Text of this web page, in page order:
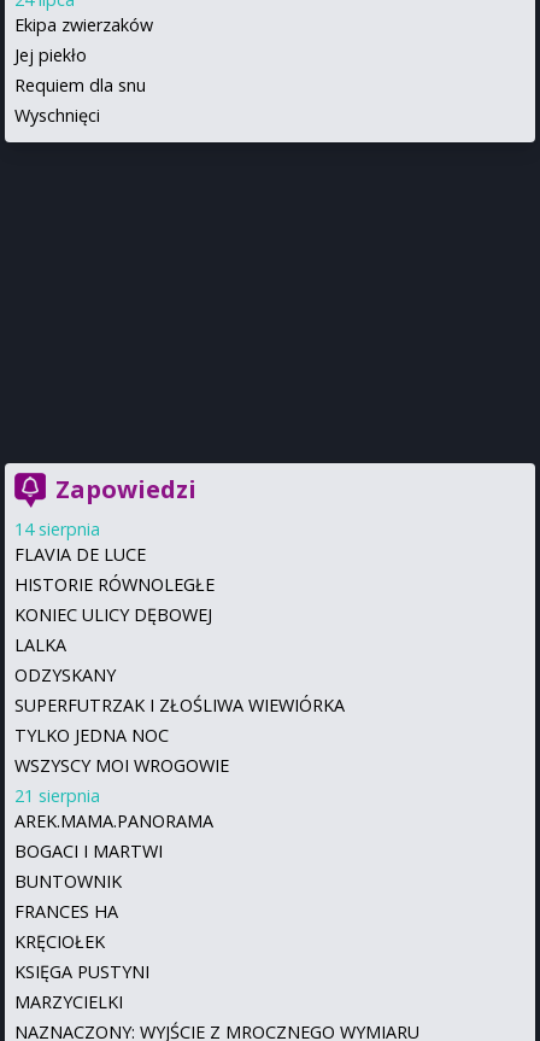
Ekipa zwierzaków
Jej piekło
Requiem dla snu
Wyschnięci
Zapowiedzi
14 sierpnia
FLAVIA DE LUCE
HISTORIE RÓWNOLEGŁE
KONIEC ULICY DĘBOWEJ
LALKA
ODZYSKANY
SUPERFUTRZAK I ZŁOŚLIWA WIEWIÓRKA
TYLKO JEDNA NOC
WSZYSCY MOI WROGOWIE
21 sierpnia
AREK.MAMA.PANORAMA
BOGACI I MARTWI
BUNTOWNIK
FRANCES HA
KRĘCIOŁEK
KSIĘGA PUSTYNI
MARZYCIELKI
NAZNACZONY: WYJŚCIE Z MROCZNEGO WYMIARU